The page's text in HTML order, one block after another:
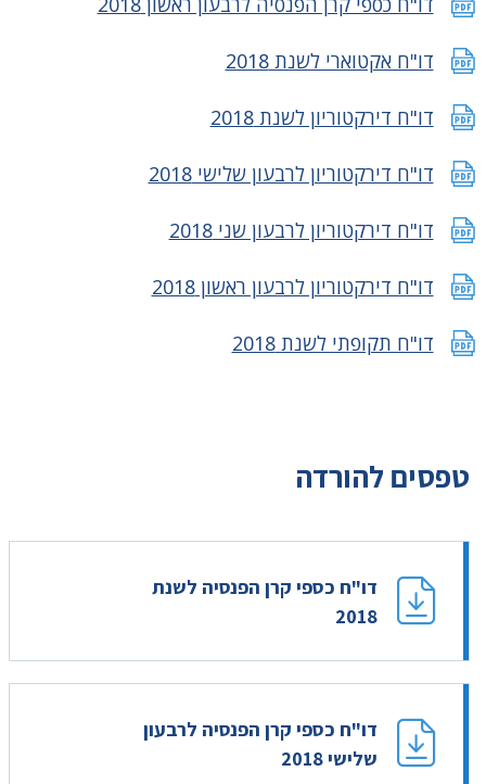
דו"ח אקטוארי לשנת 2018
דו"ח דירקטוריון לשנת 2018
דו"ח דירקטוריון לרבעון שלישי 2018
דו"ח דירקטוריון לרבעון שני 2018
דו"ח דירקטוריון לרבעון ראשון 2018
דו"ח תקופתי לשנת 2018
טפסים להורדה
דו"ח כספי קרן הפנסיה לשנת
2018
דו"ח כספי קרן הפנסיה לרבעון
שלישי 2018